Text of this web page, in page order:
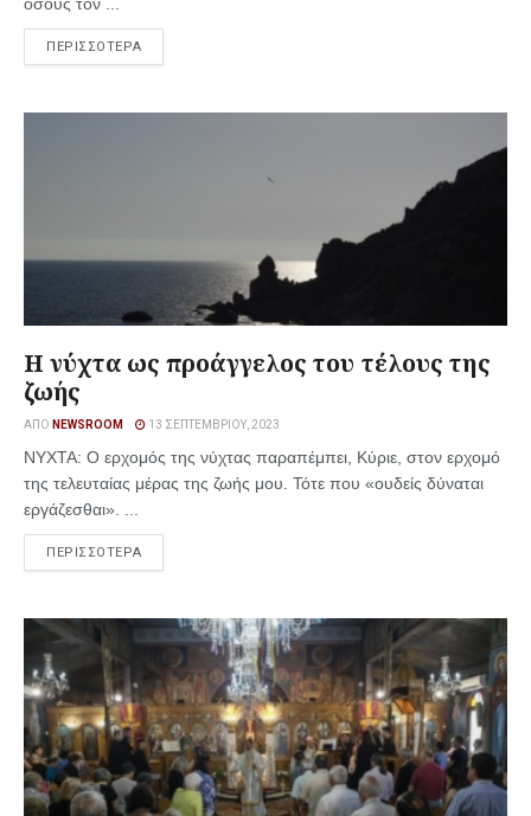
ΠΕΡΙΣΣΟΤΕΡΑ
Η νύχτα ως προάγγελος του τέλους της
ζωής
ΑΠΌ NEWSROOM 13 ΣΕΠΤΕΜΒΡΊΟΥ, 2023
ΝΥΧΤΑ: Ο ερχομός της νύχτας παραπέμπει, Κύριε, στον ερχομό
της τελευταίας μέρας της ζωής μου. Τότε που «ουδείς δύναται
εργάζεσθαι». ...
ΠΕΡΙΣΣΟΤΕΡΑ